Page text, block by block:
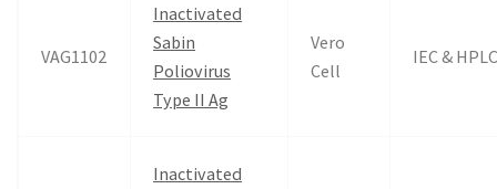
VAG1102
Inactivated
Sabin
Poliovirus
Type II Ag
Vero
Cell
IEC &
Inactivated